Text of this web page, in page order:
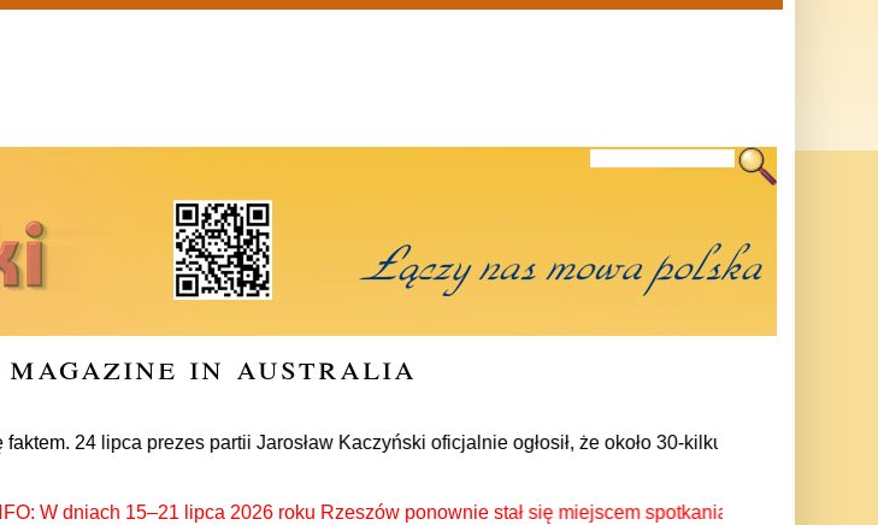
in australia
24 lipca prezes partii Jarosław Kaczyński oficjalnie ogłosił, że około 30-kilku posłów
W dniach 15–21 lipca 2026 roku Rzeszów ponownie stał się miejscem spotkania Polonii z